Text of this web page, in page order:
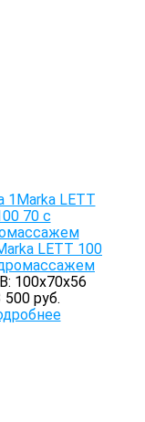
LETT 100
100х70х56
500 руб.